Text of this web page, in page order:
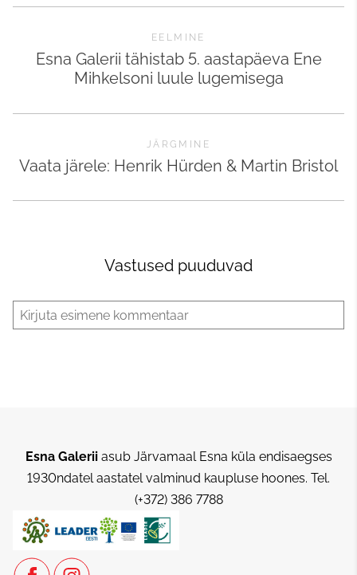
EELMINE
Esna Galerii tähistab 5. aastapäeva Ene
Mihkelsoni luule lugemisega
JÄRGMINE
Vaata järele: Henrik Hürden & Martin Bristol
Vastused puuduvad
Esna Galeriiasub Järvamaal Esna küla endisaegses
1930ndatel aastatel valminud kaupluse hoones. Tel.
(+372) 386 7788